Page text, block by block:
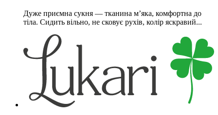
Дуже приємна сукня — тканина м’яка, комфортна до
тіла. Сидить вільно, не сковує рухів, колір яскравий...